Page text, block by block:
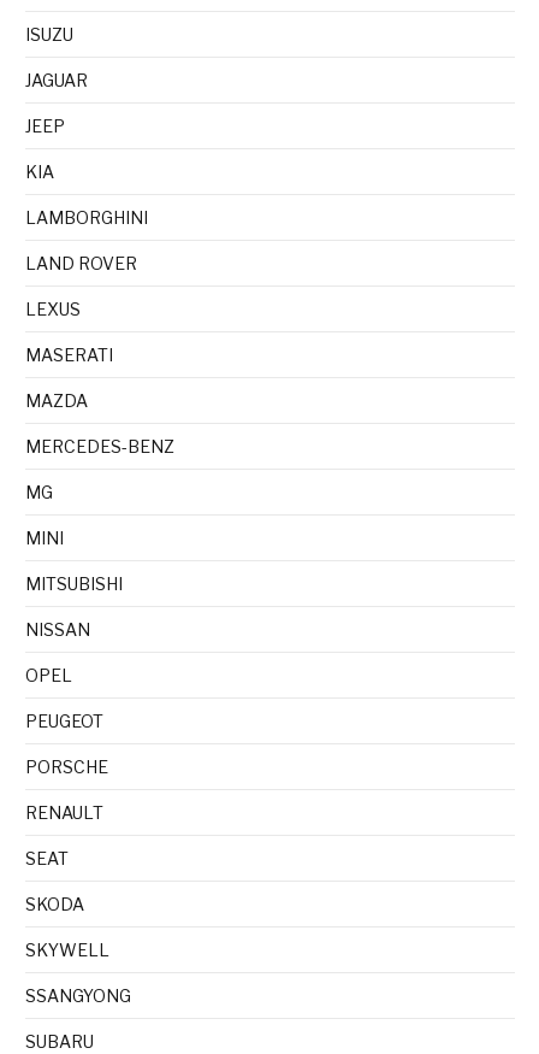
ISUZU
JAGUAR
JEEP
KIA
LAMBORGHINI
LAND ROVER
LEXUS
MASERATI
MAZDA
MERCEDES-BENZ
MG
MINI
MITSUBISHI
NISSAN
OPEL
PEUGEOT
PORSCHE
RENAULT
SEAT
SKODA
SKYWELL
SSANGYONG
SUBARU